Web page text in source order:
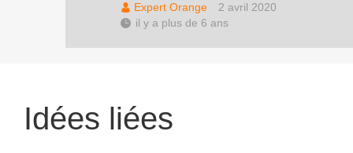
Expert Orange
2 avril 2020
il y a plus de 6 ans
Idées liées